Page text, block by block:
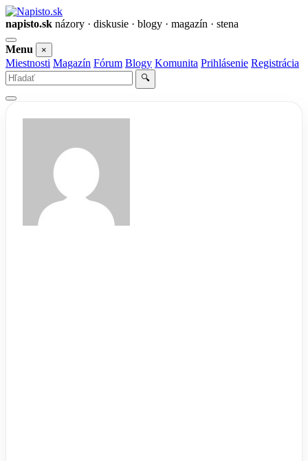
napisto.sk názory · diskusie · blogy · magazín · stena
Otvoriť
menu
Menu ×
Miestnosti Magazín Fórum Blogy Komunita Prihlásenie Registrácia
Vyhľadať
🔍